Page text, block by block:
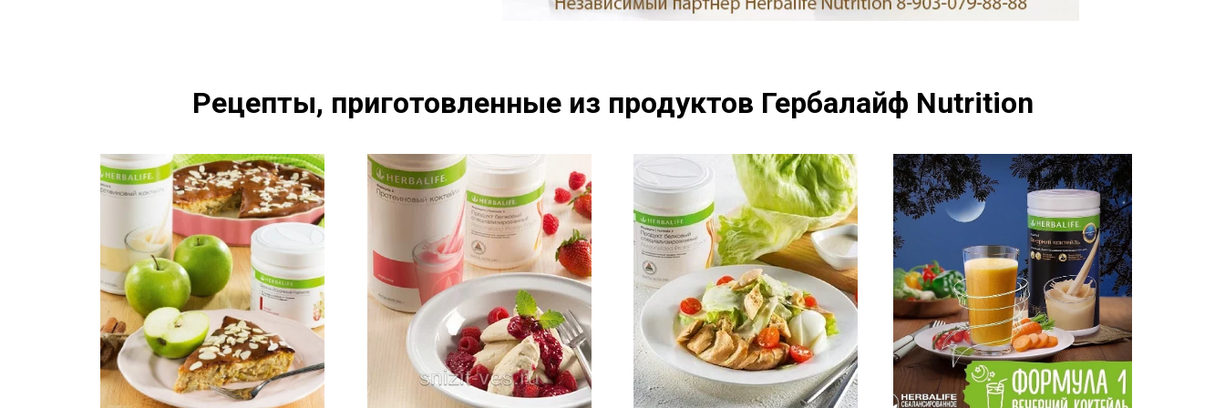
Рецепты, приготовленные из продуктов Гербалайф Nutrition